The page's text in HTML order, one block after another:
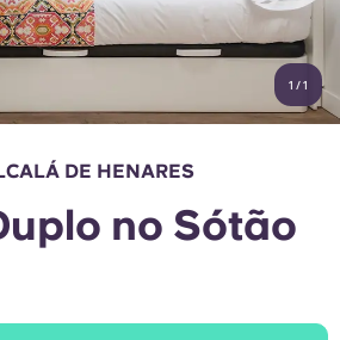
Língua
English (US)
Chinese
Reservar agora
1 /1
DE HENARES
no Sótão